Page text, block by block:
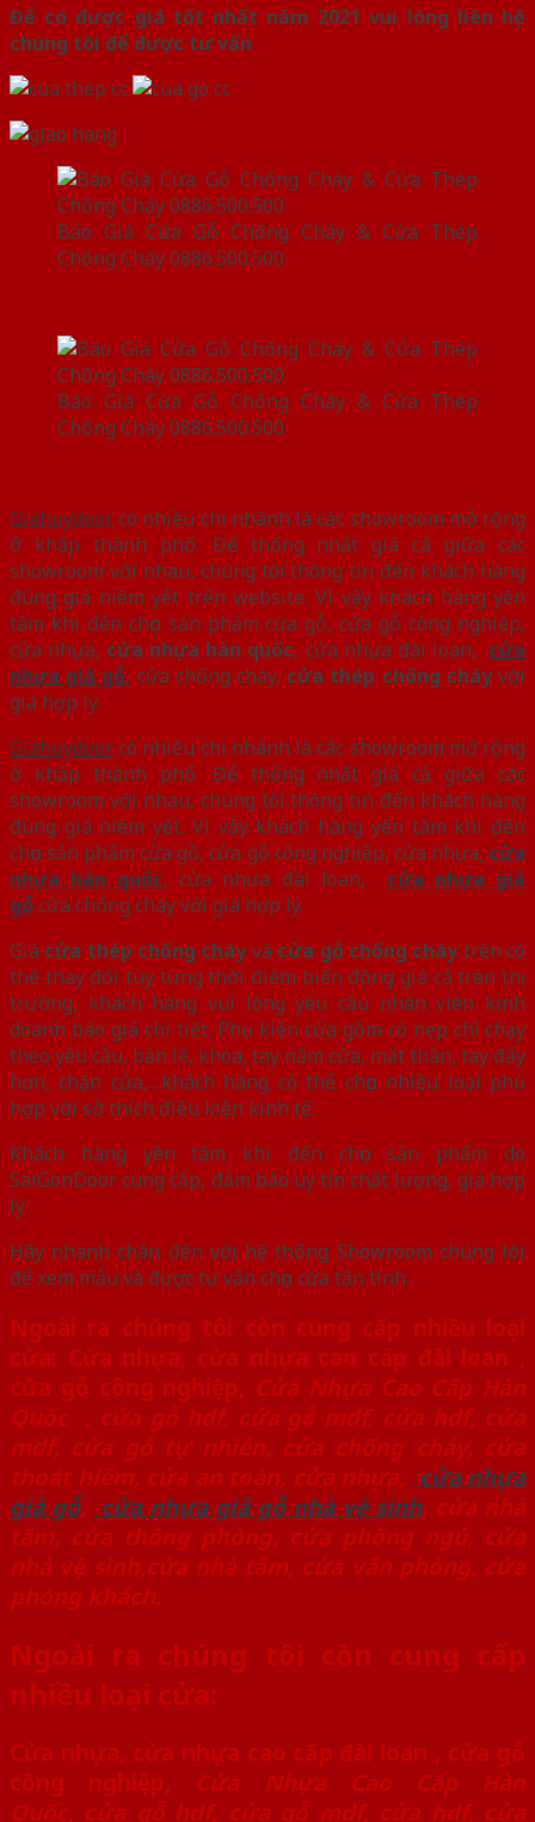
Để có được giá tốt nhất năm 2021 vui lòng liên hệ
chúng tôi để được tư vấn
Báo Giá Cửa Gỗ Chống Cháy & Cửa Thép
Chống Cháy 0886.500.500
Báo Giá Cửa Gỗ Chống Cháy & Cửa Thép
Chống Cháy 0886.500.500
Giahuydoorcó nhiều chi nhánh là các showroom mở rộng
ở khắp thành phố. Để thống nhất giá cả giữa các
showroom với nhau, chúng tôi thông tin đến khách hàng
đúng giá niêm yết trên website. Vì vậy khách hàng yên
tâm khi đến chọn sản phẩm cửa gỗ, cửa gỗ công nghiệp,
cửa nhựa, cửa nhựa hàn quốc, cửa nhựa đài loan, cửa
nhựa giả gỗ, cửa chống cháy, cửa thép chống cháyvới
giá hợp lý.
Giahuydoorcó nhiều chi nhánh là các showroom mở rộng
ở khắp thành phố. Để thống nhất giá cả giữa các
showroom với nhau, chúng tôi thông tin đến khách hàng
đúng giá niêm yết. Vì vậy khách hàng yên tâm khi đến
chọn sản phẩm cửa gỗ, cửa gỗ công nghiệp, cửa nhựa, cửa
nhựa hàn quốc, cửa nhựa đài loan, cửa nhựa giả
gỗcửa chống cháy với giá hợp lý.
Giá cửa thép chống cháyvà cửa gỗ chống cháytrên có
thể thay đổi tùy từng thời điểm biến động giá cả trên thị
trường, khách hàng vui lòng yêu cầu nhân viên kinh
doanh báo giá chi tiết. Phụ kiện cửa gồm có nẹp chỉ chạy
theo yêu cầu, bản lề, khóa, tay nắm cửa, mắt thần, tay đẩy
hơn, chặn cửa,…khách hàng có thể chọn nhiều loại phù
hợp với sở thích điều kiện kinh tế.
Khách hàng yên tâm khi đến chọn sản phẩm do
SaiGonDoor cung cấp, đảm bảo uy tín chất lượng, giá hợp
lý.
Hãy nhanh chân đến với hệ thống Showroom chúng tôi
để xem mẫu và được tư vấn chọn cửa tận tình.
Ngoài ra chúng tôi còn cung cấp nhiều loại
cửa: Cửa nhựa, cửa nhựa cao cấp đài loan ,
cửa gỗ công nghiệp, Cửa Nhựa Cao Cấp Hàn
Quốc
, cửa gỗ hdf, cửa gỗ mdf, cửa hdf, cửa
mdf, cửa gỗ tự nhiên, cửa chống cháy, cửa
thoát hiểm, cửa an toàn, cửa nhựa, cửa nhựa
giả gỗ, cửa nhựa giả gỗ nhà vệ sinh, cửa nhà
tắm, cửa thông phòng, cửa phòng ngủ, cửa
nhà vệ sinh,cửa nhà tắm, cửa văn phòng, cửa
phòng khách.
Ngoài ra chúng tôi còn cung cấp
nhiều loại cửa:
Cửa nhựa, cửa nhựa cao cấp đài loan , cửa gỗ
công nghiệp,
Cửa Nhựa Cao Cấp Hàn
Quốc, cửa gỗ hdf, cửa gỗ mdf, cửa hdf, cửa